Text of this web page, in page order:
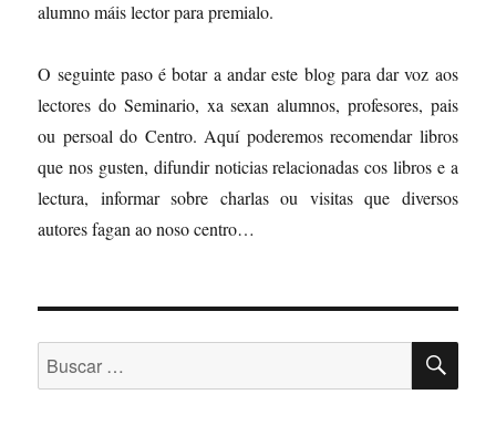
alumno máis lector para premialo.
O seguinte paso é botar a andar este blog para dar voz aos
lectores do Seminario, xa sexan alumnos, profesores, pais
ou persoal do Centro. Aquí poderemos recomendar libros
que nos gusten, difundir noticias relacionadas cos libros e a
lectura, informar sobre charlas ou visitas que diversos
autores fagan ao noso centro…
Buscar: